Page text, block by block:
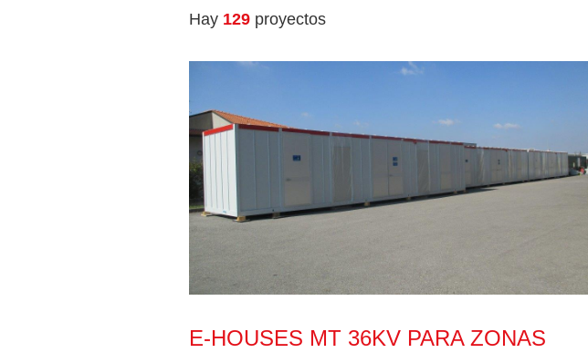
Hay 129 proyectos
E-HOUSES MT 36KV PARA ZONAS